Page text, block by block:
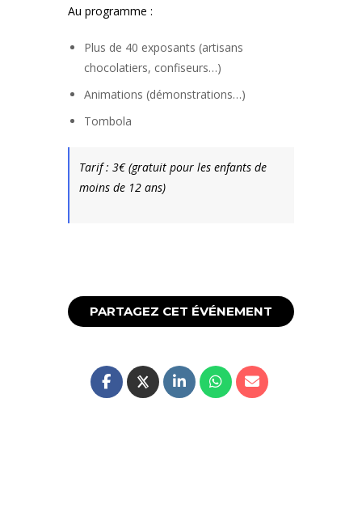
Au programme :
Plus de 40 exposants (artisans
chocolatiers, confiseurs…)
Animations (démonstrations…)
Tombola
Tarif : 3€ (gratuit pour les enfants de
moins de 12 ans)
PARTAGEZ CET ÉVÉNEMENT